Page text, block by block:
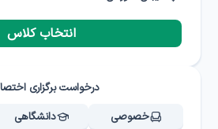
انتخاب کلاس
درخواست برگزاری
خصوصی
دانشگاهی